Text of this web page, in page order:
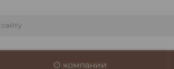
О компании